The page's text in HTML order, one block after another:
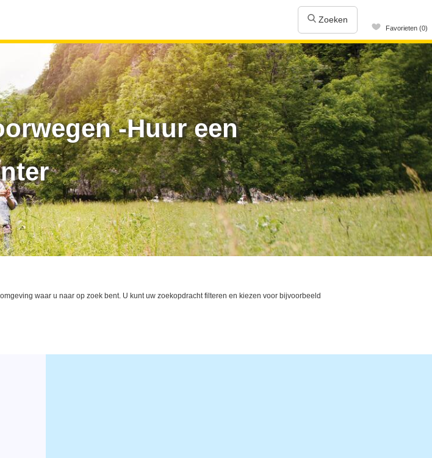
Zoeken
Favorieten (0)
-Huur een
waar u naar op zoek bent. U kunt uw zoekopdracht filteren en kiezen voor bijvoorbeeld